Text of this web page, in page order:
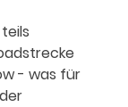
- was für